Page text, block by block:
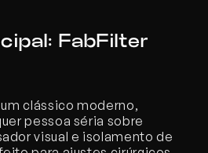
FabFilter
clássico moderno,
pessoa séria sobre
visual e isolamento de